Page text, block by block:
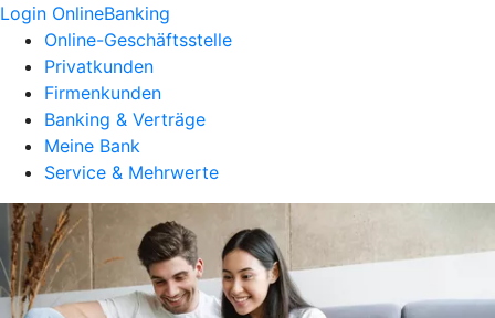
Login OnlineBanking
Online-Geschäftsstelle
Privatkunden
Firmenkunden
Banking & Verträge
Meine Bank
Service & Mehrwerte